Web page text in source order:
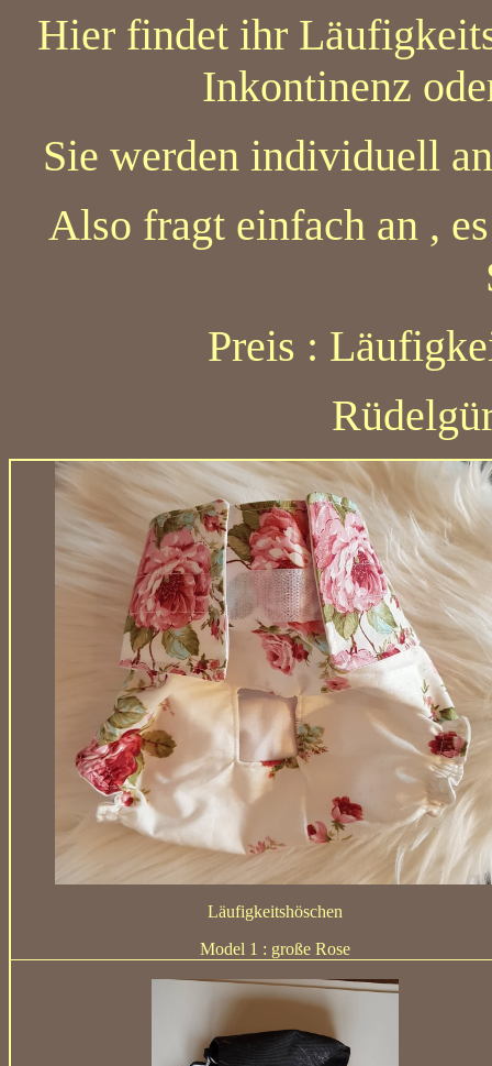
Hier findet ihr
Inkontinenz
Sie werden individuell
Also fragt einfach an ,
Preis :
Läufigkeitshöschen
Model 1 : große Rose